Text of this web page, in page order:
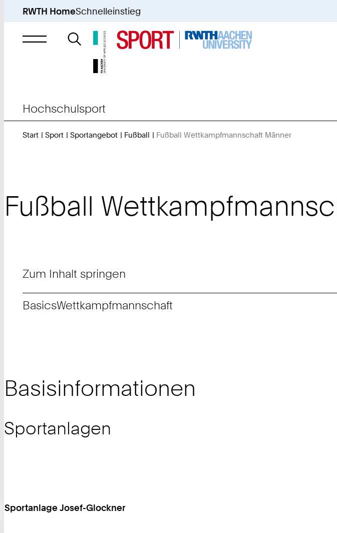
RWTH HomeSchnelleinstieg
Suche
nach
Hochschulsport
Start Sport Sportangebot Fußball Fußball Wettkampfmannschaft Männer
Fußball
Zum Inhalt springen
BasicsWettkampfmannschaft
Basisinformationen
Sportanlagen
Sportanlage Josef-Glockner